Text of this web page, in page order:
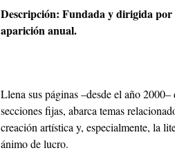
Descripción: Fundada y dirigida por
aparición anual.
Llena sus páginas –desde el año
secciones fijas, abarca temas
creación artística y, especialmente, la
ánimo de lucro.